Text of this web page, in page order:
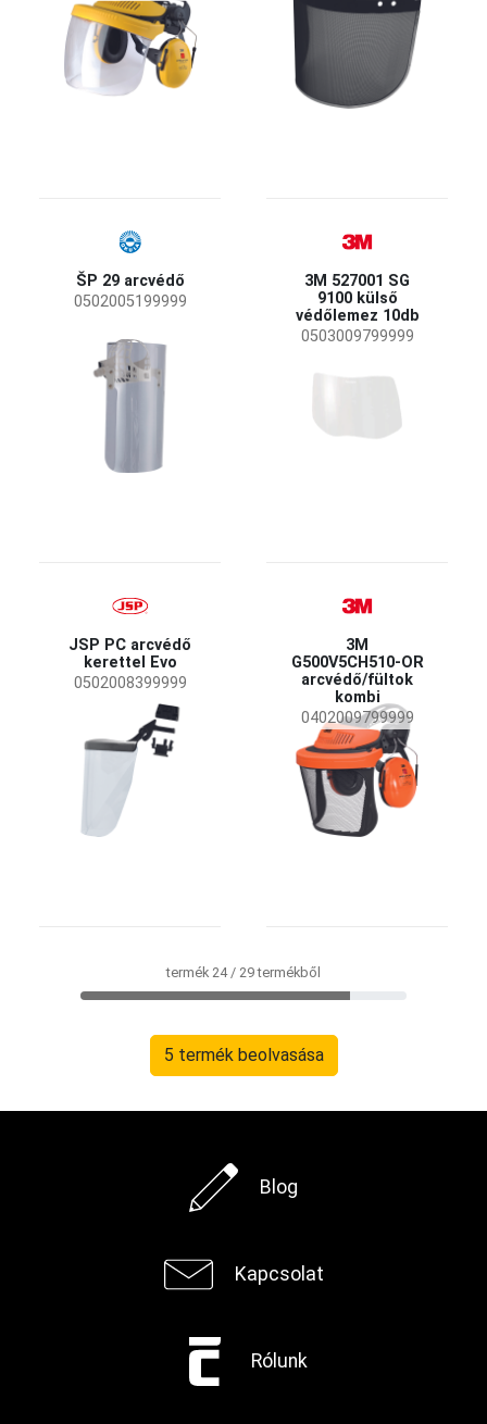
ŠP 29 arcvédő
0502005199999
3M 527001 SG
9100 külső
védőlemez 10db
0503009799999
JSP PC arcvédő
kerettel Evo
0502008399999
3M
G500V5CH510-OR
arcvédő/fültok
kombi
0402009799999
termék 24 / 29 termékből
5 termék beolvasása
Blog
Kapcsolat
Rólunk